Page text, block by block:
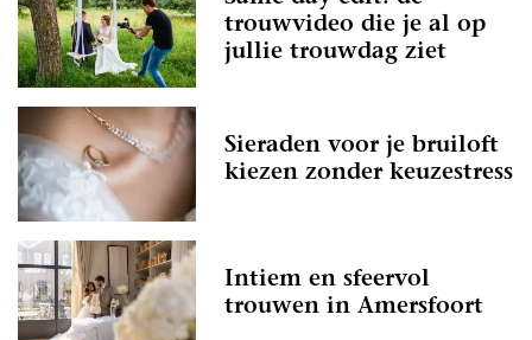
trouwvideo die je al op
jullie trouwdag ziet
Sieraden voor je bruiloft
kiezen zonder keuzestress
Intiem en sfeervol
trouwen in Amersfoort